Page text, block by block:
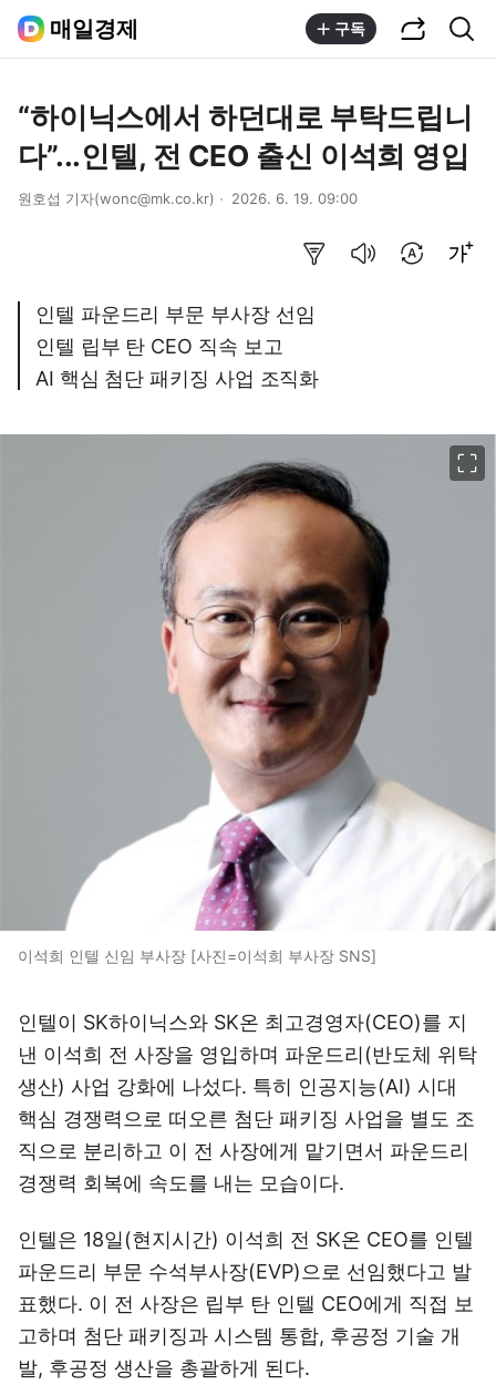
매일경제 구독
“하이닉스에서 하던대로 부탁드립니
다”...인텔, 전 CEO 출신 이석희 영입
원호섭 기자(wonc@mk.co.kr) 2026. 6. 19. 09:00
인텔 파운드리 부문 부사장 선임
인텔 립부 탄 CEO 직속 보고
AI 핵심 첨단 패키징 사업 조직화
이석희 인텔 신임 부사장 [사진=이석희 부사장 SNS]
인텔이 SK하이닉스와 SK온 최고경영자(CEO)를 지
낸 이석희 전 사장을 영입하며 파운드리(반도체 위탁
생산) 사업 강화에 나섰다. 특히 인공지능(AI) 시대
핵심 경쟁력으로 떠오른 첨단 패키징 사업을 별도 조
직으로 분리하고 이 전 사장에게 맡기면서 파운드리
경쟁력 회복에 속도를 내는 모습이다.
인텔은 18일(현지시간) 이석희 전 SK온 CEO를 인텔
파운드리 부문 수석부사장(EVP)으로 선임했다고 발
표했다. 이 전 사장은 립부 탄 인텔 CEO에게 직접 보
고하며 첨단 패키징과 시스템 통합, 후공정 기술 개
발, 후공정 생산을 총괄하게 된다.